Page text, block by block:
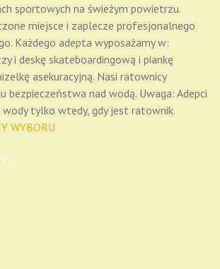
sportowych na świeżym powietrzu.
miejsce i zaplecze profesjonalnego
Każdego adepta wyposażamy w:
i deskę skateboardingową i piankę
asekuracyjną. Nasi ratownicy
bezpieczeństwa nad wodą. Uwaga: Adepci
wody tylko wtedy, gdy jest ratownik.
WYBORU